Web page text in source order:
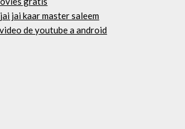
jai kaar master saleem
de youtube a android